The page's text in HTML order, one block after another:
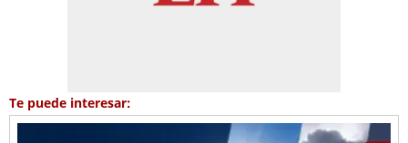
Te puede interesar: